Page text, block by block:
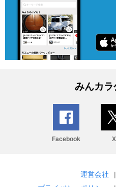
みんカ
Facebook X
運営会社 |